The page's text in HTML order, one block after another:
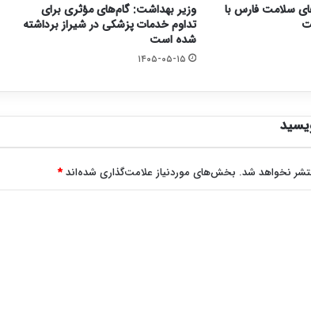
سلامت فارس با
وزیر بهداشت: گام‌های مؤثری برای
تداوم خدمات پزشکی در شیراز برداشته
شده است
۱۴۰۵-۰۵-۱۵
نخواهد شد. بخش‌های موردنیاز علامت‌گذاری شده‌اند*